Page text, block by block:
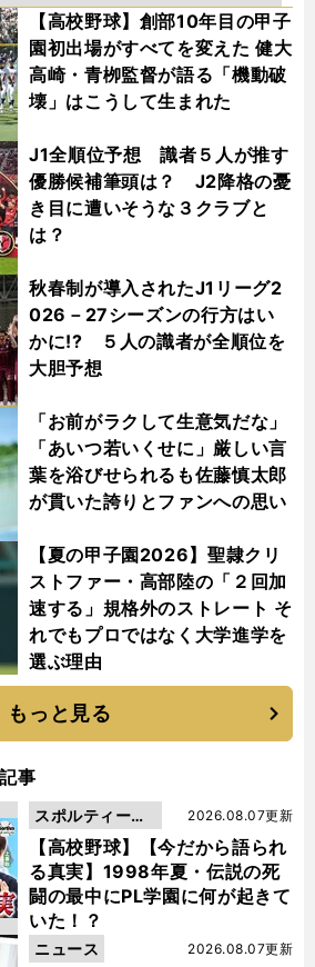
【高校野球】創部10年目の甲子
園初出場がすべてを変えた 健大
高崎・青栁監督が語る「機動破
壊」はこうして生まれた
J1全順位予想 識者５人が推す
優勝候補筆頭は？ J2降格の憂
き目に遭いそうな３クラブと
は？
秋春制が導入されたJ1リーグ2
026－27シーズンの行方はい
かに!? ５人の識者が全順位を
大胆予想
「お前がラクして生意気だな」
「あいつ若いくせに」厳しい言
葉を浴びせられるも佐藤慎太郎
が貫いた誇りとファンへの思い
【夏の甲子園2026】聖隷クリ
ストファー・高部陸の「２回加
速する」規格外のストレート そ
れでもプロではなく大学進学を
選ぶ理由
もっと見る
事
【高校野球】【今だから語られ
る真実】1998年夏・伝説の死
闘の最中にPL学園に何が起きて
いた！？
2026.08.07更新
スポルティーバ
動画
2026.08.07更新
ニュース